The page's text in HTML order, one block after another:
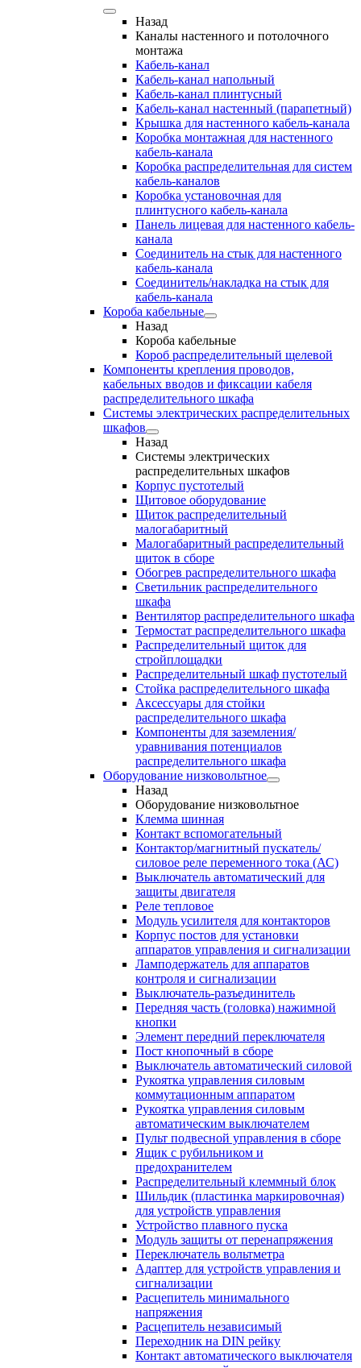
Назад
Каналы настенного и потолочного
монтажа
Кабель-канал
Кабель-канал напольный
Кабель-канал плинтусный
Кабель-канал настенный (парапетный)
Крышка для настенного кабель-канала
Коробка монтажная для настенного
кабель-канала
Коробка распределительная для систем
кабель-каналов
Коробка установочная для
плинтусного кабель-канала
Панель лицевая для настенного кабель-
канала
Соединитель на стык для настенного
кабель-канала
Соединитель/накладка на стык для
кабель-канала
Короба кабельные
Назад
Короба кабельные
Короб распределительный щелевой
Компоненты крепления проводов,
кабельных вводов и фиксации кабеля
распределительного шкафа
Системы электрических распределительных
шкафов
Назад
Системы электрических
распределительных шкафов
Корпус пустотелый
Щитовое оборудование
Щиток распределительный
малогабаритный
Малогабаритный распределительный
щиток в сборе
Обогрев распределительного шкафа
Светильник распределительного
шкафа
Вентилятор распределительного шкафа
Термостат распределительного шкафа
Распределительный щиток для
стройплощадки
Распределительный шкаф пустотелый
Стойка распределительного шкафа
Аксессуары для стойки
распределительного шкафа
Компоненты для заземления/
уравнивания потенциалов
распределительного шкафа
Оборудование низковольтное
Назад
Оборудование низковольтное
Клемма шинная
Контакт вспомогательный
Контактор/магнитный пускатель/
силовое реле переменного тока (АС)
Выключатель автоматический для
защиты двигателя
Реле тепловое
Модуль усилителя для контакторов
Корпус постов для установки
аппаратов управления и сигнализации
Ламподержатель для аппаратов
контроля и сигнализации
Выключатель-разъединитель
Передняя часть (головка) нажимной
кнопки
Элемент передний переключателя
Пост кнопочный в сборе
Выключатель автоматический силовой
Рукоятка управления силовым
коммутационным аппаратом
Рукоятка управления силовым
автоматическим выключателем
Пульт подвесной управления в сборе
Ящик с рубильником и
предохранителем
Распределительный клеммный блок
Шильдик (пластинка маркировочная)
для устройств управления
Устройство плавного пуска
Модуль защиты от перенапряжения
Переключатель вольтметра
Адаптер для устройств управления и
сигнализации
Расцепитель минимального
напряжения
Расцепитель независимый
Переходник на DIN рейку
Контакт автоматического выключателя